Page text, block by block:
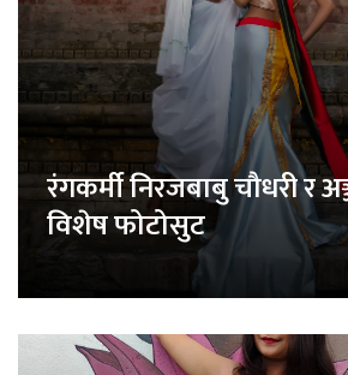
रंगकर्मी निरजबाबु चौधरी र
विशेष फोटोसुट